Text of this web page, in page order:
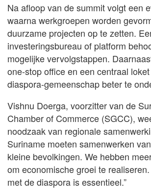
Na afloop van de summit volgt een
waarna werkgroepen worden
duurzame projecten op te zetten.
investeringsbureau of platform
mogelijke vervolgstappen.
one-stop office en een centraal
diaspora-gemeenschap beter te
Vishnu Doerga, voorzitter van de
Chamber of Commerce (SGCC),
noodzaak van regionale
Suriname moeten samenwerken
kleine bevolkingen. We hebben
om economische groei te
met de diaspora is essentieel.”